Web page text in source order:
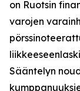
on Ruotsin
varojen
Sääntelyn